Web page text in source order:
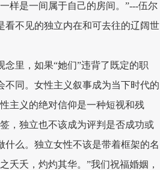
样是一间属于自己的房间。”---伍尔
看不见的独立内在和可去往的辽阔世
里，如果“她们”违背了既定的职
同。女性主义叙事成为当下时代的
主义的绝对信仰是一种短视和残
，独立也不该成为评判是否成功或
么。独立女性不该是带着框架的名
夭夭，灼灼其华。”我们祝福婚姻，